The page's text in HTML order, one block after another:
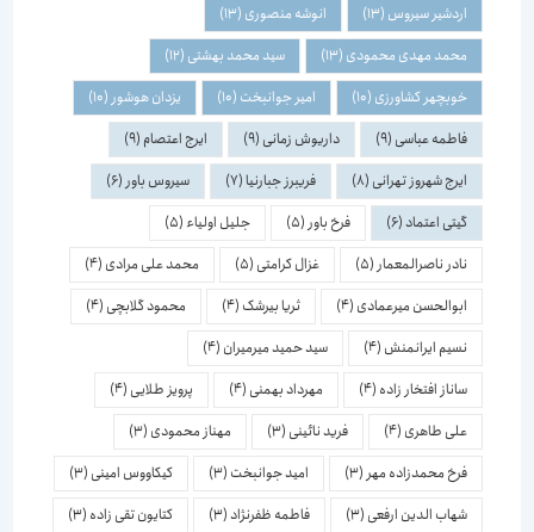
اردشیر سیروس(13) انوشه منصوری(13)
محمد مهدی محمودی(13) سید محمد بهشتی(12)
خوبچهر کشاورزی(10) امیر جوانبخت(10) یزدان هوشور(10)
فاطمه عباسی(9) داریوش زمانی(9) ایرج اعتصام(9)
ایرج شهروز تهرانی(8) فریبرز جبارنیا(7) سیروس باور (6)
گیتی اعتماد(6) فرخ باور (5) جلیل اولیاء(5)
نادر ناصرالمعمار(5) غزال کرامتی(5) محمد علی مرادی(4)
ابوالحسن میرعمادی(4) ثریا بیرشک(4) محمود گلابچی(4)
نسیم ایرانمنش(4) سید حمید میرمیران(4)
ساناز افتخار زاده(4) مهرداد بهمنی(4) پرویز طلایی(4)
علی طاهری(4) فرید نائینی(3) مهناز محمودی(3)
فرخ محمدزاده مهر (3) امید جوانبخت(3) کیکاووس امینی(3)
شهاب الدین ارفعی(3) فاطمه ظفرنژاد(3) کتایون تقی زاده(3)